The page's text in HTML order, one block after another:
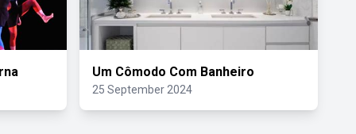
Um Cômodo Com Banheiro
25 September 2024